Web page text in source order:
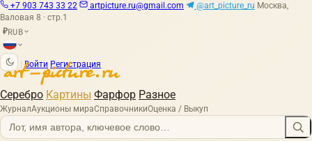
+7 903 743 33 22 artpicture.ru@gmail.com @art_picture_ru Москва,
Валовая 8 · стр.1
₽RUB
Войти Регистрация
Серебро Картины Фарфор Разное
ЖурналАукционы мираСправочникиОценка / Выкуп